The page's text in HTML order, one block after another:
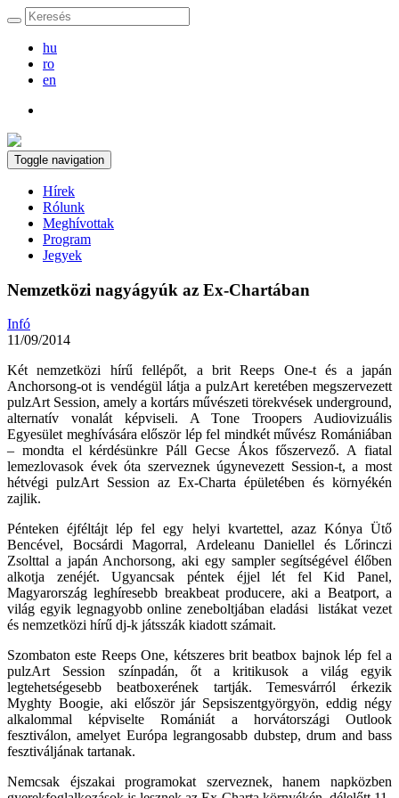
hu
ro
en
Toggle navigation
Hírek
Rólunk
Meghívottak
Program
Jegyek
Nemzetközi nagyágyúk az Ex-Chartában
Infó
11/09/2014
Két nemzetközi hírű fellépőt, a brit Reeps One-t és a japán
Anchorsong-ot is vendégül látja a pulzArt keretében megszervezett
pulzArt Session, amely a kortárs művészeti törekvések underground,
alternatív vonalát képviseli. A Tone Troopers Audiovizuális
Egyesület meghívására először lép fel mindkét művész Romániában
– mondta el kérdésünkre Páll Gecse Ákos főszervező. A fiatal
lemezlovasok évek óta szerveznek úgynevezett Session-t, a most
hétvégi pulzArt Session az Ex-Charta épületében és környékén
zajlik.
Pénteken éjféltájt lép fel egy helyi kvartettel, azaz Kónya Ütő
Bencével, Bocsárdi Magorral, Ardeleanu Daniellel és Lőrinczi
Zsolttal a japán Anchorsong, aki egy sampler segítségével élőben
alkotja zenéjét. Ugyancsak péntek éjjel lét fel Kid Panel,
Magyarország leghíresebb breakbeat producere, aki a Beatport, a
világ egyik legnagyobb online zeneboltjában eladási listákat vezet
és nemzetközi hírű dj-k játsszák kiadott számait.
Szombaton este Reeps One, kétszeres brit beatbox bajnok lép fel a
pulzArt Session színpadán, őt a kritikusok a világ egyik
legtehetségesebb beatboxerének tartják. Temesvárról érkezik
Myghty Boogie, aki először jár Sepsiszentgyörgyön, eddig négy
alkalommal képviselte Romániát a horvátországi Outlook
fesztiválon, amelyet Európa legrangosabb dubstep, drum and bass
fesztiváljának tartanak.
Nemcsak éjszakai programokat szerveznek, hanem napközben